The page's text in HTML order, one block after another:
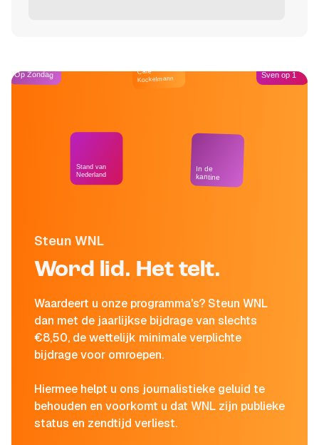
Steun WNL
Word lid. Het telt.
Waardeert u onze programma's? Steun WNL
dan met de jaarlijkse bijdrage van slechts
€8,50, de wettelijk minimale verplichte
bijdrage voor omroepen.
Hiermee helpt u ons journalistieke geluid te
behouden en voorkomt u dat WNL zijn publieke
status en zendtijd verliest.
Op Zondag
Stand van
Nederland
Café
Kockelmann
In de
kantine
Sven op 1